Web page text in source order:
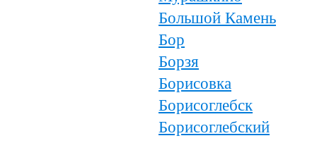
Большой Камень
Бор
Борзя
Борисовка
Борисоглебск
Борисоглебский